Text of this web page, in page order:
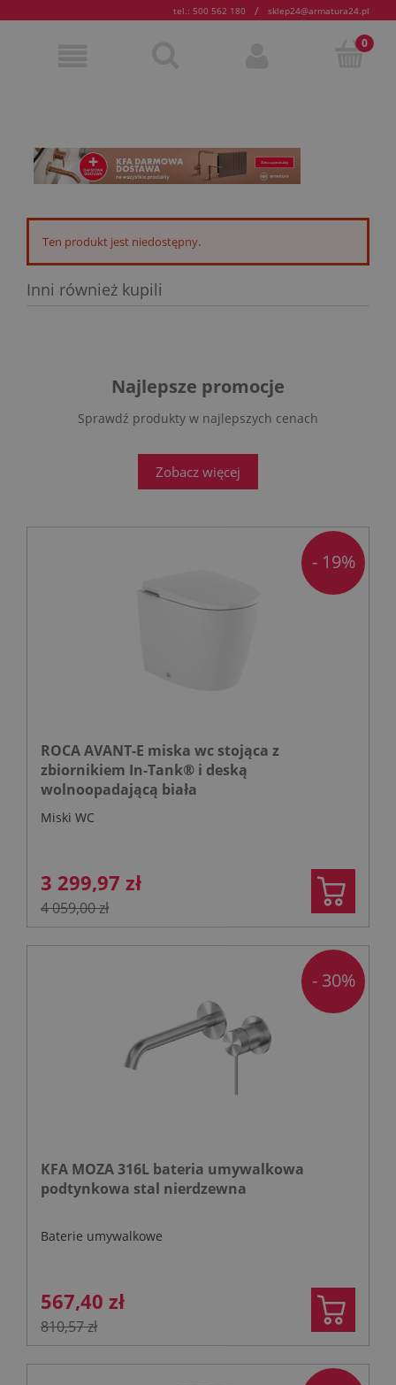
tel.: 500 562 180 / sklep24@armatura24.pl
Ten produkt jest niedostępny.
Inni również kupili
Najlepsze promocje
Sprawdź produkty w najlepszych cenach
Zobacz więcej
ROCA AVANT-E miska wc stojąca z
zbiornikiem In-Tank® i deską
wolnoopadającą biała
Miski WC
3 299,97 zł
4 059,00 zł
- 19%
KFA MOZA 316L bateria umywalkowa
podtynkowa stal nierdzewna
Baterie umywalkowe
567,40 zł
810,57 zł
- 30%